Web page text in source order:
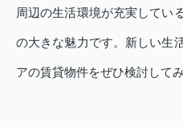
周辺の生活環境が充実してい
の大きな魅力です。新しい生
アの賃貸物件をぜひ検討して